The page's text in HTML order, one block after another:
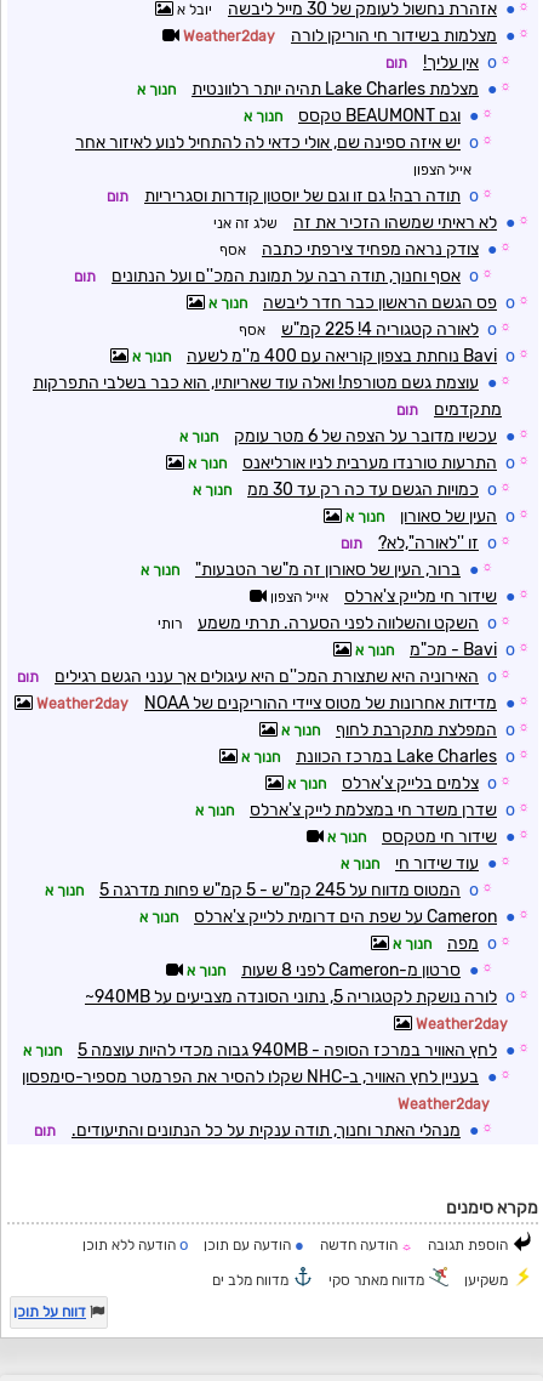
☼
● אזהרת נחשול לעומק של 30 מייל ליבשה יובל א
☼
● מצלמות בשידור חי הוריקן לורה Weather2day
☼
o אין עליך! תום
☼
● מצלמת Lake Charles תהיה יותר רלוונטית חנוך א
☼
● וגם BEAUMONT טקסס חנוך א
☼
o יש איזה ספינה שם, אולי כדאי לה להתחיל לנוע לאיזור אחר
אייל הצפון
☼
o תודה רבה! גם זו וגם של יוסטון קודרות וסגריריות תום
☼
● לא ראיתי שמשהו הזכיר את זה שלג זה אני
☼
● צודק נראה מפחיד צירפתי כתבה אסף
☼
o אסף וחנוך, תודה רבה על תמונת המכ''ם ועל הנתונים תום
☼
o פס הגשם הראשון כבר חדר ליבשה חנוך א
☼
o לאורה קטגוריה 4! 225 קמ"ש אסף
☼
o Bavi נוחתת בצפון קוריאה עם 400 מ''מ לשעה חנוך א
☼
● עוצמת גשם מטורפת! ואלה עוד שאריותיו, הוא כבר בשלבי התפרקות
מתקדמים
תום
☼
● עכשיו מדובר על הצפה של 6 מטר עומק חנוך א
☼
o התרעות טורנדו מערבית לניו אורליאנס חנוך א
☼
o כמויות הגשם עד כה רק עד 30 ממ חנוך א
☼
o העין של סאורון חנוך א
☼
o זו ''לאורה'',לא? תום
☼
● ברור, העין של סאורון זה מ"שר הטבעות" חנוך א
☼
● שידור חי מלייק צ'ארלס אייל הצפון
☼
o השקט והשלווה לפני הסערה. תרתי משמע רותי
☼
o Bavi - מכ"מ חנוך א
☼
o האירוניה היא שתצורת המכ''ם היא עיגולים אך ענני הגשם רגילים תום
☼
● מדידות אחרונות של מטוס ציידי ההוריקנים של NOAA Weather2day
☼
o המפלצת מתקרבת לחוף חנוך א
☼
o Lake Charles במרכז הכוונת חנוך א
☼
o צלמים בלייק צ'ארלס חנוך א
☼
o שדרן משדר חי במצלמת לייק צ'ארלס חנוך א
☼
● שידור חי מטקסס חנוך א
☼
● עוד שידור חי חנוך א
☼
o המטוס מדווח על 245 קמ"ש - 5 קמ"ש פחות מדרגה 5 חנוך א
☼
● Cameron על שפת הים דרומית ללייק צ'ארלס חנוך א
☼
o מפה חנוך א
☼
● סרטון מ-Cameron לפני 8 שעות חנוך א
☼
o לורה נושקת לקטגוריה 5, נתוני הסונדה מצביעים על 940MB~
Weather2day
☼
● לחץ האוויר במרכז הסופה - 940MB גבוה מכדי להיות עוצמה 5 חנוך א
☼
● בעניין לחץ האוויר, ב-NHC שקלו להסיר את הפרמטר מספיר-סימפסון
Weather2day
☼
● מנהלי האתר וחנוך, תודה ענקית על כל הנתונים והתיעודים. תום
מקרא סימנים
הוספת תגובה ☼ הודעה חדשה ● הודעה עם תוכן o הודעה ללא תוכן
משקיען מדווח מאתר סקי
מדווח מלב ים
דווח על תוכן